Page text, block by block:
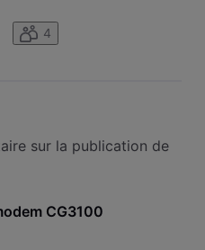
4
sur la publication de
CG3100